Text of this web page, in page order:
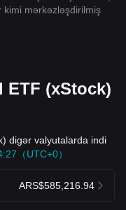
kimi mərkəzləşdirilmiş
ETF (xStock)
digər valyutalarda indi
（UTC+0）
ARS$585,216.94